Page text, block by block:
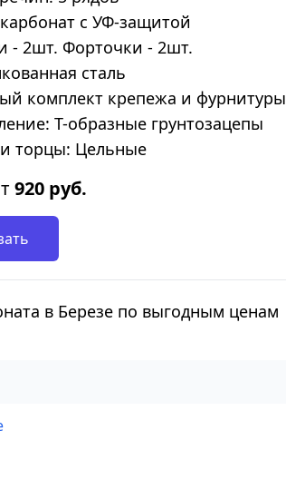
с УФ-защитой
- 2шт. Форточки - 2шт.
сталь
комплект крепежа и фурнитуры
Т-образные грунтозацепы
торцы: Цельные
920 руб.
в Березе по выгодным ценам